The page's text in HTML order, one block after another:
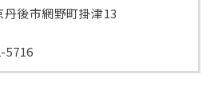
後市網野町掛津13
5716